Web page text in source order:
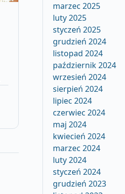
marzec 2025
luty 2025
styczeń 2025
grudzień 2024
listopad 2024
październik 2024
wrzesień 2024
sierpień 2024
lipiec 2024
czerwiec 2024
maj 2024
kwiecień 2024
marzec 2024
luty 2024
styczeń 2024
grudzień 2023